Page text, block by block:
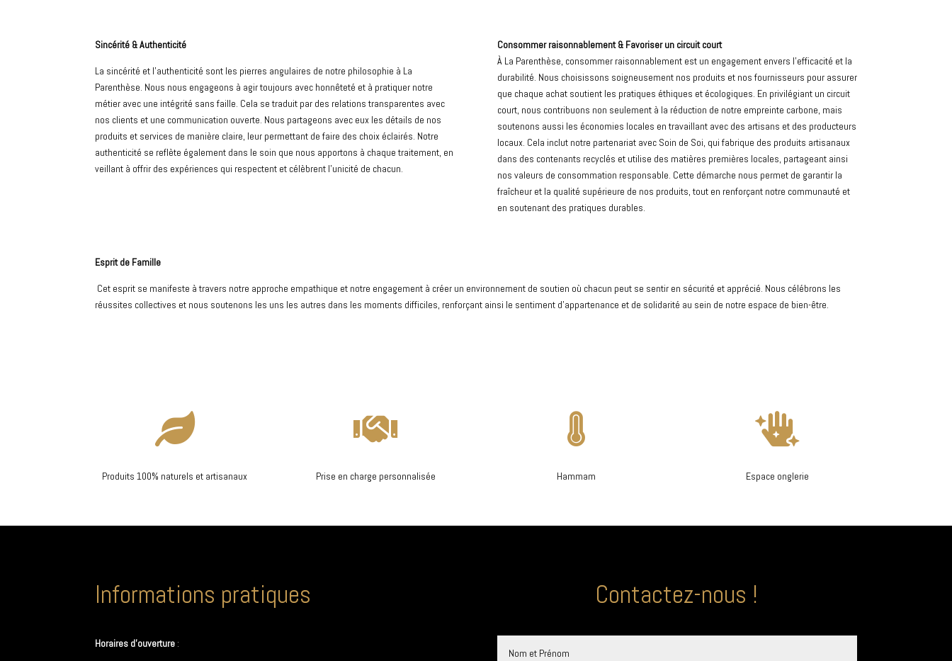
Sincérité & Authenticité
La sincérité et l’authenticité sont les pierres angulaires de notre philosophie à La
Parenthèse. Nous nous engageons à agir toujours avec honnêteté et à pratiquer notre
métier avec une intégrité sans faille. Cela se traduit par des relations transparentes avec
nos clients et une communication ouverte. Nous partageons avec eux les détails de nos
produits et services de manière claire, leur permettant de faire des choix éclairés. Notre
authenticité se reflète également dans le soin que nous apportons à chaque traitement, en
veillant à offrir des expériences qui respectent et célèbrent l’unicité de chacun.
Consommer raisonnablement & Favoriser un circuit court
À La Parenthèse, consommer raisonnablement est un engagement envers l’efficacité et la
durabilité. Nous choisissons soigneusement nos produits et nos fournisseurs pour assurer
que chaque achat soutient les pratiques éthiques et écologiques. En privilégiant un circuit
court, nous contribuons non seulement à la réduction de notre empreinte carbone, mais
soutenons aussi les économies locales en travaillant avec des artisans et des producteurs
locaux. Cela inclut notre partenariat avec Soin de Soi, qui fabrique des produits artisanaux
dans des contenants recyclés et utilise des matières premières locales, partageant ainsi
nos valeurs de consommation responsable. Cette démarche nous permet de garantir la
fraîcheur et la qualité supérieure de nos produits, tout en renforçant notre communauté et
en soutenant des pratiques durables.
Esprit de Famille
Cet esprit se manifeste à travers notre approche empathique et notre engagement à créer un environnement de soutien où chacun peut se sentir en sécurité et apprécié. Nous célébrons les
réussites collectives et nous soutenons les uns les autres dans les moments difficiles, renforçant ainsi le sentiment d’appartenance et de solidarité au sein de notre espace de bien-être.

Produits 100% naturels et artisanaux

Prise en charge personnalisée

Hammam

Espace onglerie
Informations pratiques
Horaires d’ouverture :
Contactez-nous !